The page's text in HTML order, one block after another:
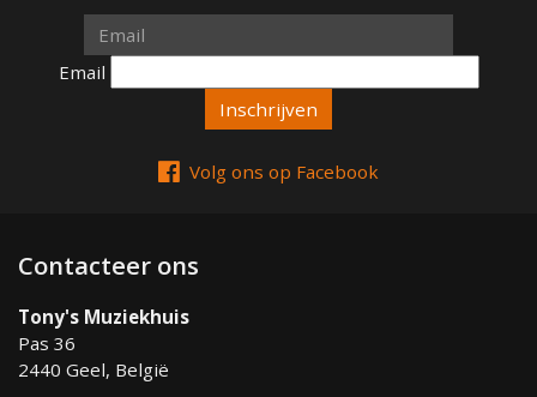
Email
Email
Volg ons op Facebook
Contacteer ons
Tony's Muziekhuis
Pas 36
2440 Geel, België